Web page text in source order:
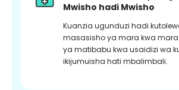
Mwisho hadi Mwisho
Kuanzia ugunduzi hadi
masasisho ya mara kwa
ya matibabu kwa usaidizi wa
ikijumuisha hati mbalimbali.